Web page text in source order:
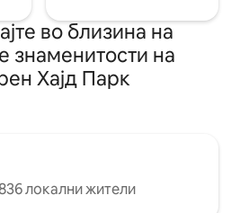
во близина на
знаменитости на
Хајд Парк
локални жители